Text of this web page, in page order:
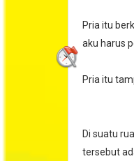
Pria itu
aku harus
Pria itu
Di suatu
tersebut